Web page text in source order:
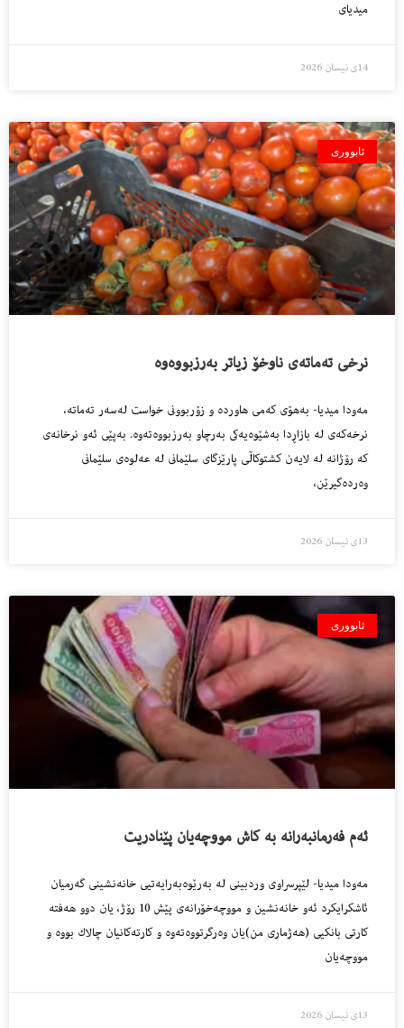
میدیای
14ی نیسان 2026
ئابووری
نرخى ته‌ماته‌ى ناوخۆ زیاتر به‌رزبووه‌وه‌
مه‌ودا میدیا- به‌هۆى كه‌مى هاورده‌ و زۆربوونى خواست له‌سه‌ر ته‌ماته‌،
نرخه‌كه‌ى له‌ بازاڕدا به‌شێوه‌یه‌كى به‌رچاو به‌رزبووه‌ته‌وه‌. به‌پێى ئه‌و نرخانه‌ى
كه‌ رۆژانه‌ له‌ لایه‌ن كشتوكاڵى پارێزگاى سلێمانى له‌ عه‌لوه‌ى سلێمانى
وه‌رده‌گیرێن،
13ی نیسان 2026
ئابووری
ئەم فەرمانبەرانە بە کاش مووچەیان پێنادریت
مەودا میدیا- لێپرسراوی وردبینی لە بەرێوەبەرایەتیی خانەنشینی گەرمیان
ئاشکرایکرد ئەو خانەنشین و مووچەخۆرانەی پێش 10 رۆژ، یان دوو هەفتە
كارتی بانكیی (هەژماری من)یان وەرگرتووەتەوە و كارتەكانیان چالاك بووە و
مووچەیان
13ی نیسان 2026